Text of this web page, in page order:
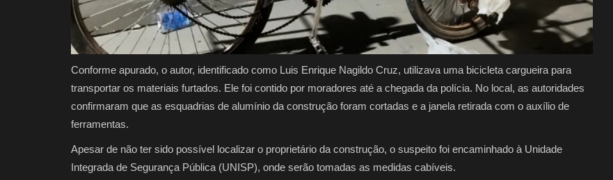
Conforme apurado, o autor, identificado como Luis Enrique Nagildo Cruz, utilizava uma bicicleta cargueira para
transportar os materiais furtados. Ele foi contido por moradores até a chegada da polícia. No local, as autoridades
confirmaram que as esquadrias de alumínio da construção foram cortadas e a janela retirada com o auxílio de
ferramentas.
Apesar de não ter sido possível localizar o proprietário da construção, o suspeito foi encaminhado à Unidade
Integrada de Segurança Pública (UNISP), onde serão tomadas as medidas cabíveis.